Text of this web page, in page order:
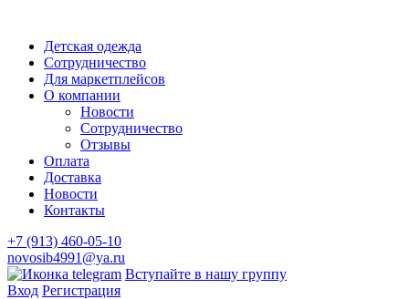
Детская одежда
Сотрудничество
Для маркетплейсов
О компании
Новости
Сотрудничество
Отзывы
Оплата
Доставка
Новости
Контакты
+7 (913) 460-05-10
novosib4991@ya.ru
Вступайте в нашу группу
Вход Регистрация